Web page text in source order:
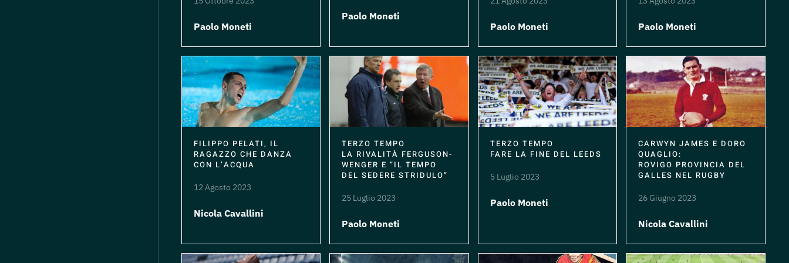
Paolo Moneti
Paolo Moneti
Paolo Moneti Paolo Moneti
FILIPPO PELATI, IL
RAGAZZO CHE DANZA
CON L’ACQUA
12 Agosto 2023
Nicola Cavallini
TERZO TEMPO
LA RIVALITÀ FERGUSON-
WENGER E “IL TEMPO
DEL SEDERE STRIDULO”
25 Luglio 2023
Paolo Moneti
TERZO TEMPO
FARE LA FINE DEL LEEDS
5 Luglio 2023
Paolo Moneti
CARWYN JAMES E DORO
QUAGLIO:
ROVIGO PROVINCIA DEL
GALLES NEL RUGBY
26 Giugno 2023
Nicola Cavallini